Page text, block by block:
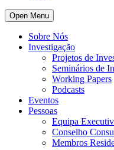
Open Menu
Sobre Nós
Investigação
Projetos de
Seminários de
Working Papers
Podcasts
Eventos
Pessoas
Equipa
Conselho
Membros